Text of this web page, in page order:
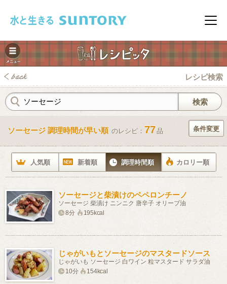
メニ
レシピ検索
ソーセージ 調理時間が早い順 のレシピ： 77品 条件変更
人気順 新着順 調理時間順 カロリー順
ソーセージと柴漬けのペペロンチーノ
ソーセージ 柴漬け ニンニク 唐辛子 オリーブ油
8分
195kcal
じゃがいもとソーセージのマスタードソース
じゃがいも ソーセージ 白ワイン 粒マスタード サラダ油
10分
154kcal